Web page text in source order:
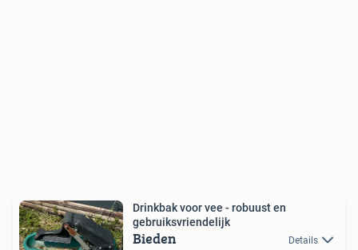
Drinkbak voor vee - robuust en
gebruiksvriendelijk
Bieden Details